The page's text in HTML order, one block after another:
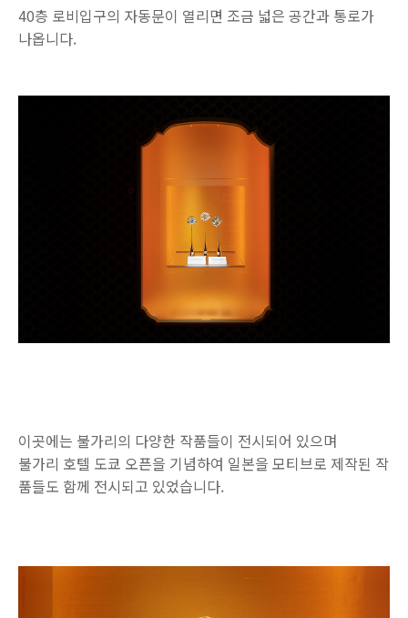
40층 로비입구의 자동문이 열리면 조금 넓은 공간과 통로가
나옵니다.
이곳에는 불가리의 다양한 작품들이 전시되어 있으며
불가리 호텔 도쿄 오픈을 기념하여 일본을 모티브로 제작된 작
품들도 함께 전시되고 있었습니다.